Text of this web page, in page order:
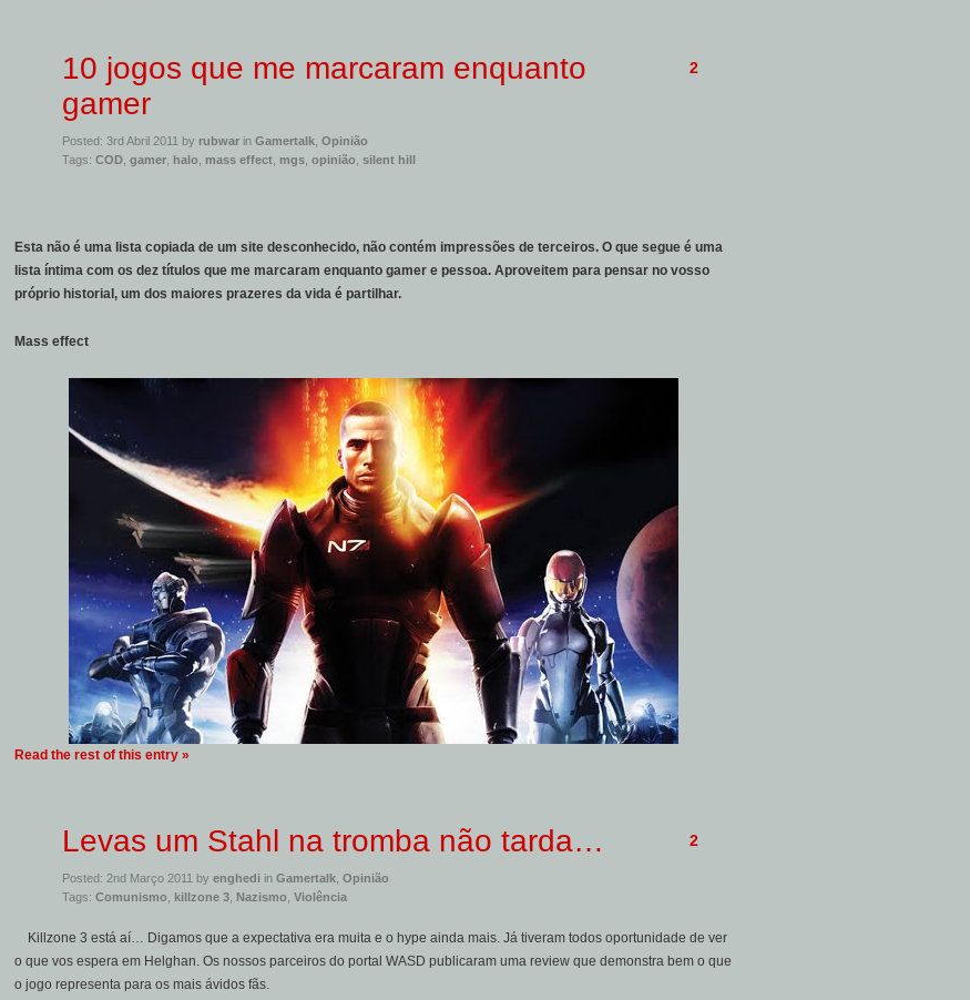
10 jogos que me marcaram enquanto
gamer
Posted: 3rd Abril 2011 by rubwar in Gamertalk Opinião
Tags: COD gamer halo mass effect mgs opinião silent hill
2
Esta não é uma lista copiada de um site desconhecido, não contém impressões de terceiros. O que segue é uma
lista íntima com os dez títulos que me marcaram enquanto gamer e pessoa. Aproveitem para pensar no vosso
próprio historial, um dos maiores prazeres da vida é partilhar.
Mass effect
Read the rest of this entry »
Levas um Stahl na tromba não tarda…
Posted: 2nd Março 2011 by enghedi in Gamertalk Opinião
Tags: Comunismo killzone 3 Nazismo Violência
2
Killzone 3 está aí… Digamos que a expectativa era muita e o hype ainda mais. Já tiveram todos oportunidade de ver
o que vos espera em Helghan. Os nossos parceiros do portal WASD publicaram uma review que demonstra bem o que
o jogo representa para os mais ávidos fãs.